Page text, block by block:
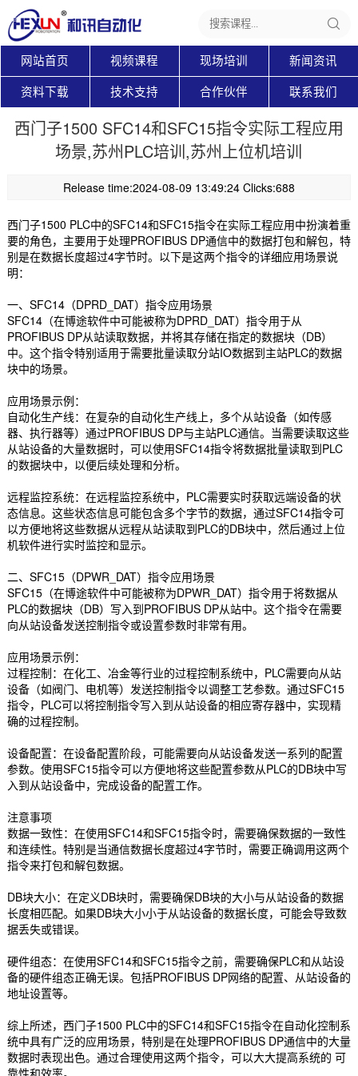
网站首页 视频课程 现场培训 新闻资讯
资料下载 技术支持 合作伙伴 联系我们
西门子1500 SFC14和SFC15指令实际工程应用
场景,苏州PLC培训,苏州上位机培训
Release time:2024-08-09 13:49:24 Clicks:688
西门子1500 PLC中的SFC14和SFC15指令在实际工程应用中扮演着重
要的角色，主要用于处理PROFIBUS DP通信中的数据打包和解包，特
别是在数据长度超过4字节时。以下是这两个指令的详细应用场景说
明：
一、SFC14（DPRD_DAT）指令应用场景
SFC14（在博途软件中可能被称为DPRD_DAT）指令用于从
PROFIBUS DP从站读取数据，并将其存储在指定的数据块（DB）
中。这个指令特别适用于需要批量读取分站IO数据到主站PLC的数据
块中的场景。
应用场景示例：
自动化生产线：在复杂的自动化生产线上，多个从站设备（如传感
器、执行器等）通过PROFIBUS DP与主站PLC通信。当需要读取这些
从站设备的大量数据时，可以使用SFC14指令将数据批量读取到PLC
的数据块中，以便后续处理和分析。
远程监控系统：在远程监控系统中，PLC需要实时获取远端设备的状
态信息。这些状态信息可能包含多个字节的数据，通过SFC14指令可
以方便地将这些数据从远程从站读取到PLC的DB块中，然后通过上位
机软件进行实时监控和显示。
二、SFC15（DPWR_DAT）指令应用场景
SFC15（在博途软件中可能被称为DPWR_DAT）指令用于将数据从
PLC的数据块（DB）写入到PROFIBUS DP从站中。这个指令在需要
向从站设备发送控制指令或设置参数时非常有用。
应用场景示例：
过程控制：在化工、冶金等行业的过程控制系统中，PLC需要向从站
设备（如阀门、电机等）发送控制指令以调整工艺参数。通过SFC15
指令，PLC可以将控制指令写入到从站设备的相应寄存器中，实现精
确的过程控制。
设备配置：在设备配置阶段，可能需要向从站设备发送一系列的配置
参数。使用SFC15指令可以方便地将这些配置参数从PLC的DB块中写
入到从站设备中，完成设备的配置工作。
注意事项
数据一致性：在使用SFC14和SFC15指令时，需要确保数据的一致性
和连续性。特别是当通信数据长度超过4字节时，需要正确调用这两个
指令来打包和解包数据。
DB块大小：在定义DB块时，需要确保DB块的大小与从站设备的数据
长度相匹配。如果DB块大小小于从站设备的数据长度，可能会导致数
据丢失或错误。
硬件组态：在使用SFC14和SFC15指令之前，需要确保PLC和从站设
备的硬件组态正确无误。包括PROFIBUS DP网络的配置、从站设备的
地址设置等。
综上所述，西门子1500 PLC中的SFC14和SFC15指令在自动化控制系
统中具有广泛的应用场景，特别是在处理PROFIBUS DP通信中的大量
数据时表现出色。通过合理使用这两个指令，可以大大提高系统的 可
靠性和效率。